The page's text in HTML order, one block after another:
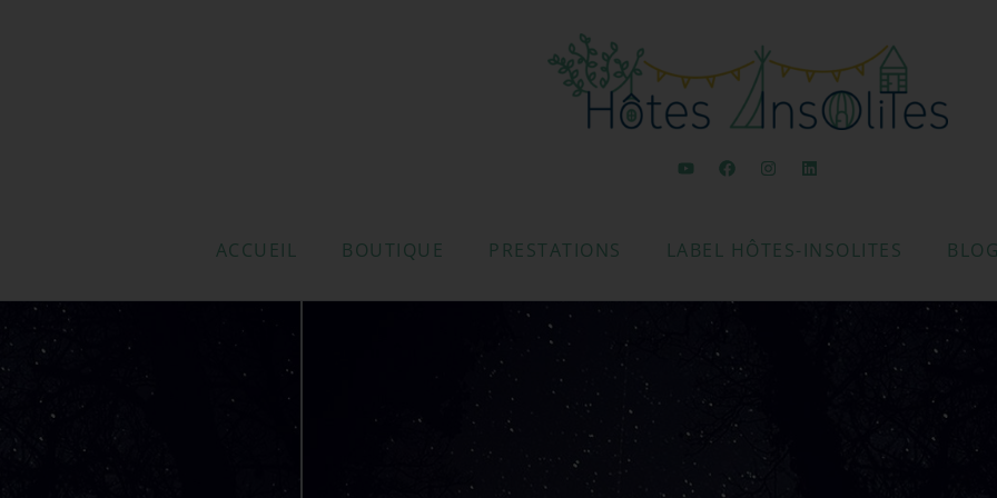
ACCUEIL BOUTIQUE PRESTATIONS LABEL HÔTES-INSOLITES